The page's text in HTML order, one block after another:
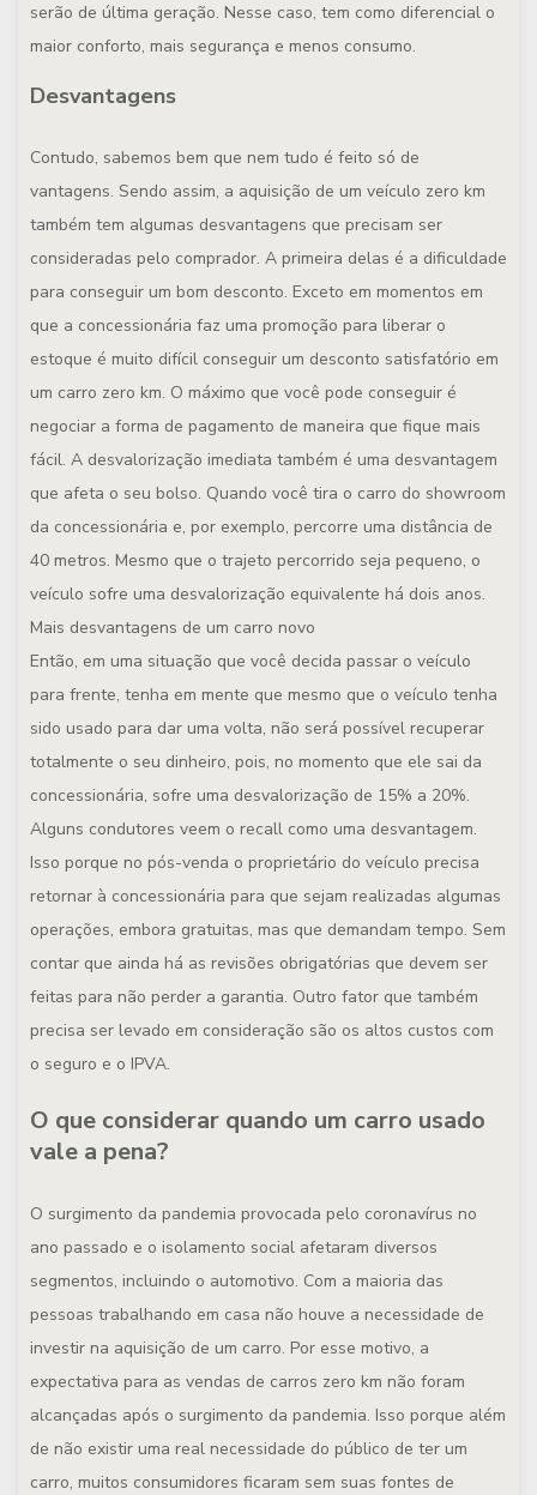
serão de última geração. Nesse caso, tem como diferencial o
maior conforto, mais segurança e menos consumo.
Desvantagens
Contudo, sabemos bem que nem tudo é feito só de
vantagens. Sendo assim, a aquisição de um veículo zero km
também tem algumas desvantagens que precisam ser
consideradas pelo comprador. A primeira delas é a dificuldade
para conseguir um bom desconto. Exceto em momentos em
que a concessionária faz uma promoção para liberar o
estoque é muito difícil conseguir um desconto satisfatório em
um carro zero km. O máximo que você pode conseguir é
negociar a forma de pagamento de maneira que fique mais
fácil. A desvalorização imediata também é uma desvantagem
que afeta o seu bolso. Quando você tira o carro do showroom
da concessionária e, por exemplo, percorre uma distância de
40 metros. Mesmo que o trajeto percorrido seja pequeno, o
veículo sofre uma desvalorização equivalente há dois anos.
Mais desvantagens de um carro novo
Então, em uma situação que você decida passar o veículo
para frente, tenha em mente que mesmo que o veículo tenha
sido usado para dar uma volta, não será possível recuperar
totalmente o seu dinheiro, pois, no momento que ele sai da
concessionária, sofre uma desvalorização de 15% a 20%.
Alguns condutores veem o recall como uma desvantagem.
Isso porque no pós-venda o proprietário do veículo precisa
retornar à concessionária para que sejam realizadas algumas
operações, embora gratuitas, mas que demandam tempo. Sem
contar que ainda há as revisões obrigatórias que devem ser
feitas para não perder a garantia. Outro fator que também
precisa ser levado em consideração são os altos custos com
o seguro e o IPVA.
O que considerar quando um carro usado
vale a pena?
O surgimento da pandemia provocada pelo coronavírus no
ano passado e o isolamento social afetaram diversos
segmentos, incluindo o automotivo. Com a maioria das
pessoas trabalhando em casa não houve a necessidade de
investir na aquisição de um carro. Por esse motivo, a
expectativa para as vendas de carros zero km não foram
alcançadas após o surgimento da pandemia. Isso porque além
de não existir uma real necessidade do público de ter um
carro, muitos consumidores ficaram sem suas fontes de